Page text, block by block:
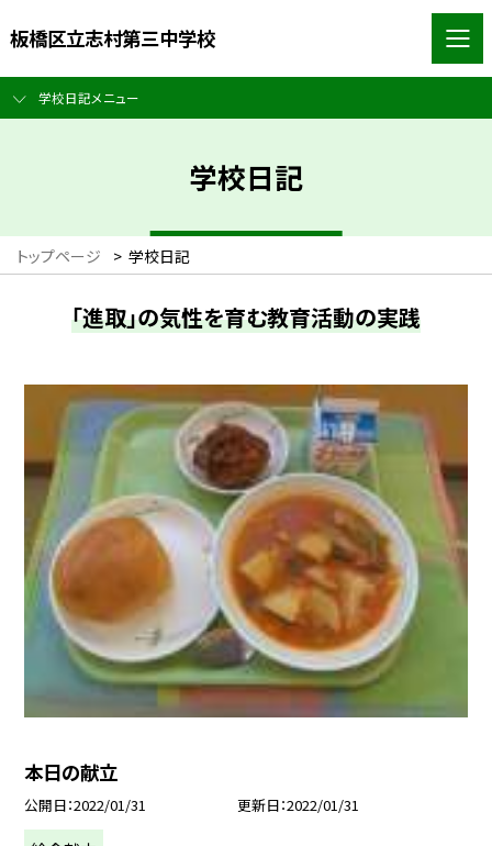
板橋区立志村第三中学校
学校日記メニュー
学校日記
トップページ > 学校日記
「進取」の気性を育む教育活動の実践
本日の献立
公開日 2022/01/31 更新日 2022/01/31